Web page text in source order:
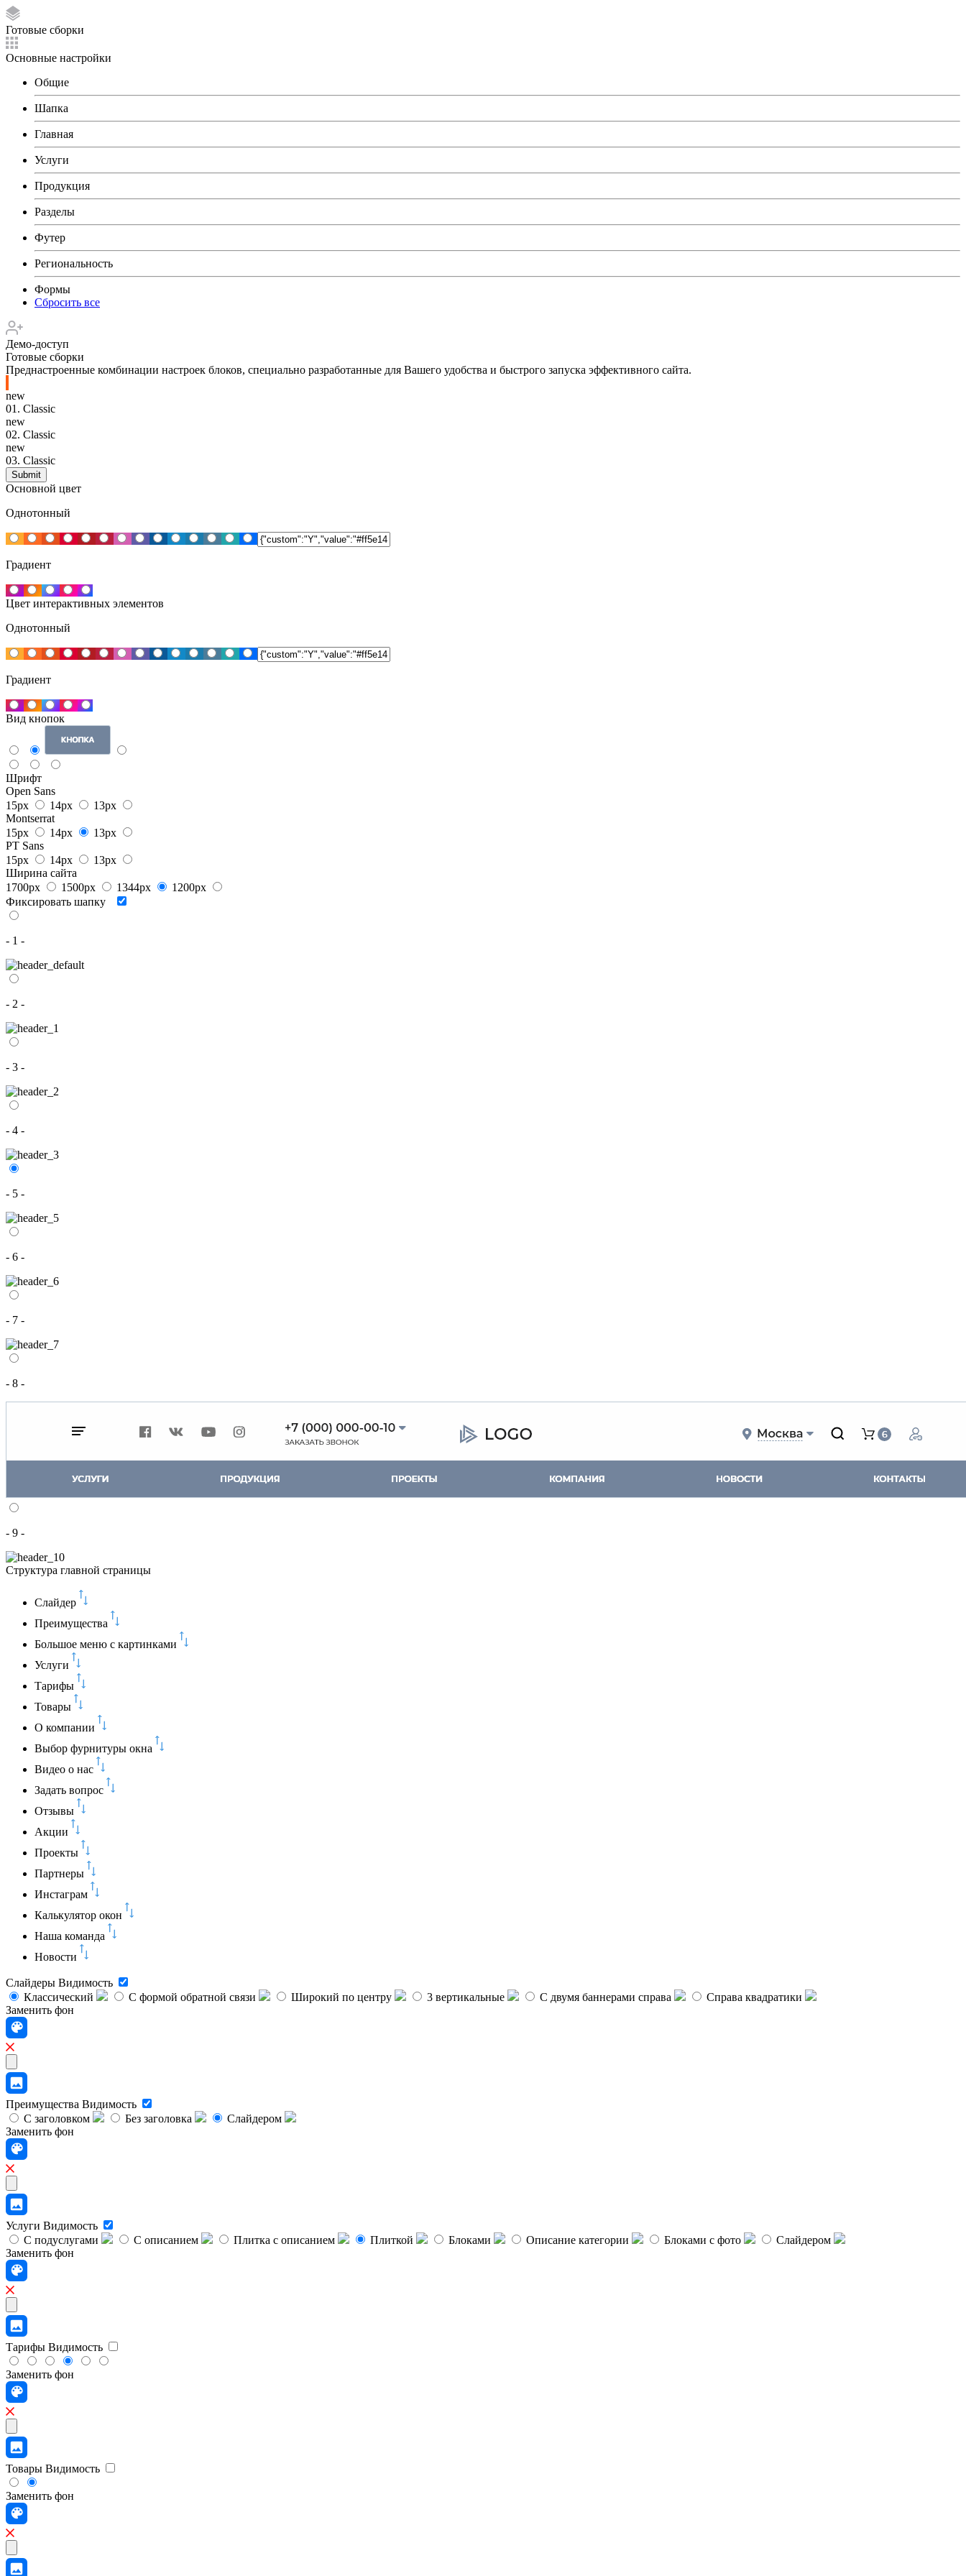
Готовые сборки
Основные настройки
Общие
Шапка
Главная
Услуги
Продукция
Разделы
Футер
Региональность
Формы
Сбросить все
Демо-доступ
Готовые сборки
Преднастроенные комбинации настроек блоков, специально разработанные для Вашего удобства и быстрого запуска эффективного сайта.
new
01. Classic
new
02. Classic
new
03. Classic
Основной цвет
Однотонный
Градиент
Цвет интерактивных элементов
Однотонный
Градиент
Вид кнопок
Шрифт
Open Sans
15px
14px
13px
Montserrat
15px
14px
13px
PT Sans
15px
14px
13px
Ширина сайта
1700px
1500px 1344px
1200px
Фиксировать шапку
- 1 -
- 2 -
- 3 -
- 4 -
- 5 -
- 6 -
- 7 -
- 8 -
- 9 -
Структура главной страницы
Слайдер
Преимущества
Большое меню с картинками
Услуги
Тарифы
Товары
О компании
Выбор фурнитуры окна
Видео о нас
Задать вопрос
Отзывы
Акции
Проекты
Партнеры
Инстаграм
Калькулятор окон
Наша команда
Новости
Слайдеры Видимость
Классический
C формой обратной связи Широкий по центру 3 вертикальные С двумя баннерами справа
Справа квадратики
Заменить фон
Преимущества Видимость
С заголовком
Без заголовка
Слайдером
Заменить фон
Услуги Видимость
С подуслугами
С описанием Плитка с описанием Плиткой Блоками Описание категории Блоками с фото
Слайдером
Заменить фон
Тарифы Видимость
Заменить фон
Товары Видимость
Заменить фон